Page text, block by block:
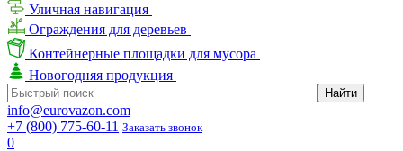
Уличная навигация
Ограждения для деревьев
Контейнерные площадки для мусора
Новогодняя продукция
info@eurovazon.com
+7 (800) 775-60-11 Заказать звонок
0